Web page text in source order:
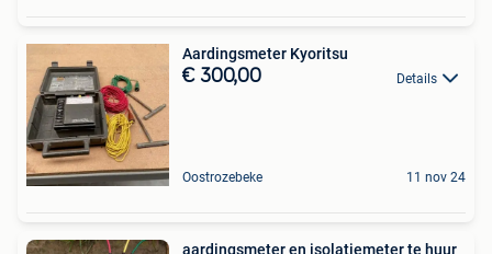
Aardingsmeter Kyoritsu
€ 300,00 Details
Oostrozebeke 11 nov 24
aardingsmeter en isolatiemeter te huur